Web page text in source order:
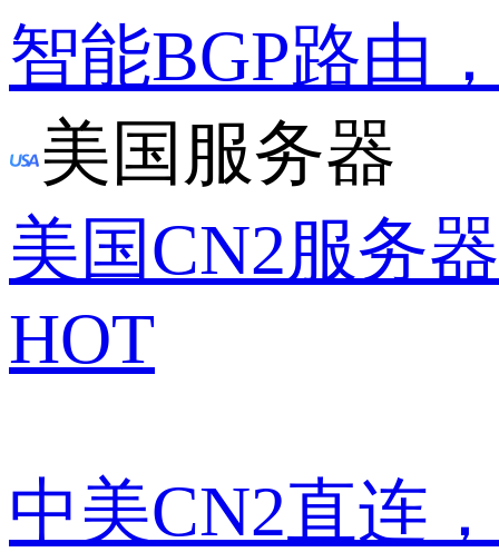
智能BGP路由
美国服务器
美国CN2服务器
HOT
中美CN2直连